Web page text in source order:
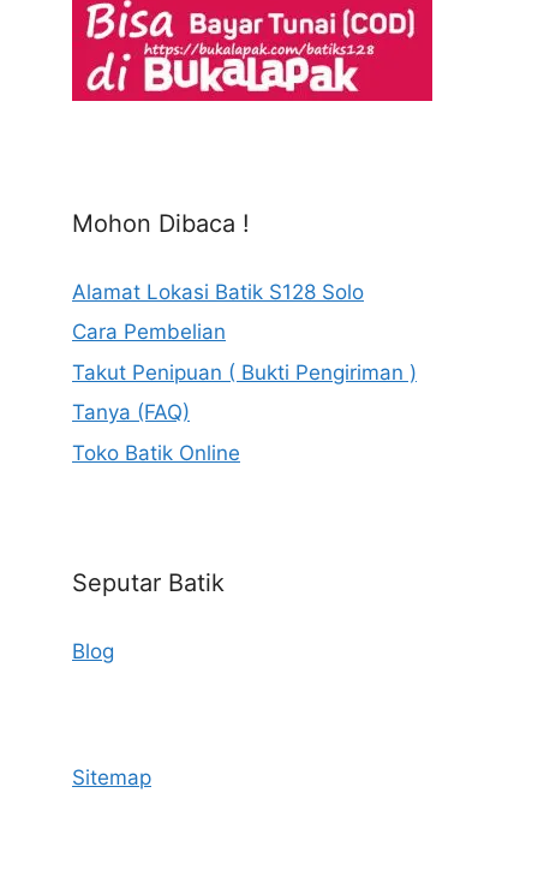
Mohon Dibaca !
Alamat Lokasi Batik S128 Solo
Cara Pembelian
Takut Penipuan ( Bukti Pengiriman )
Tanya (FAQ)
Toko Batik Online
Seputar Batik
Blog
Sitemap